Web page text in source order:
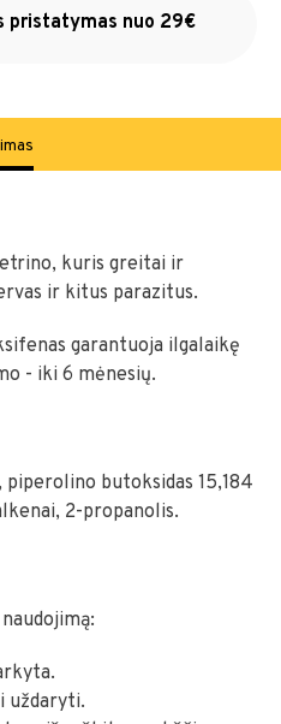
pristatymas nuo 29€
kuris greitai ir
ir kitus parazitus.
garantuoja ilgalaikę
- iki 6 mėnesių.
butoksidas 15,184
2-propanolis.
uždaryti.